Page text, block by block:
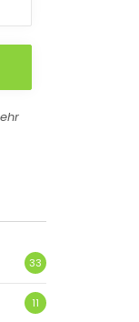
33
11